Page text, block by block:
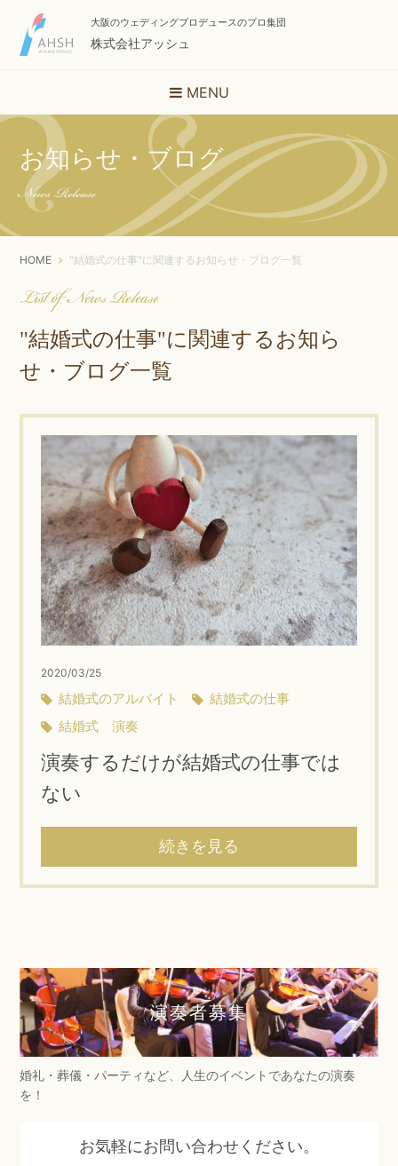
大阪のウェディングプロデュースのプロ集団
株式会社アッシュ
MENU
お知らせ・ブログ
News Release
HOME "結婚式の仕事"に関連するお知らせ・ブログ一覧
List of News Release
"結婚式の仕事"に関連するお知ら
せ・ブログ一覧
2020/03/25
結婚式のアルバイト
結婚式の仕事
結婚式 演奏
演奏するだけが結婚式の仕事では
ない
続きを見る
演奏者募集
婚礼・葬儀・パーティなど、人生のイベントであなたの演奏
を！
お気軽にお問い合わせください。